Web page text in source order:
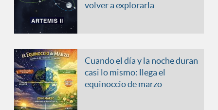
volver a explorarla
Cuando el día y la noche duran
casi lo mismo: llega el
equinoccio de marzo